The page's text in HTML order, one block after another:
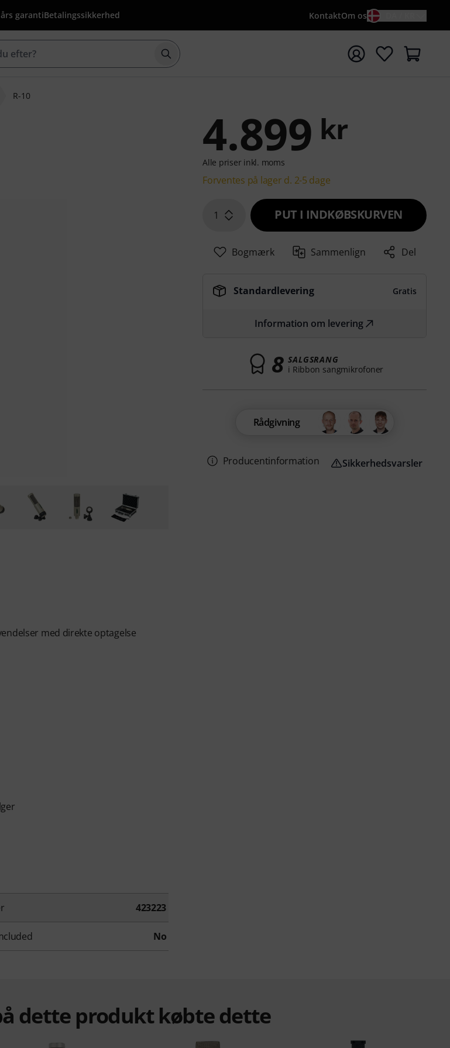
garantiBetalingssikkerhed KontaktOm os
Start søgning med søgeord {searchTerm}
R-10
med direkte optagelse
423223
No
4.899 kr
Alle priser inkl. moms
Forventes på lager d. 2-5 dage
1 PUT I INDKØBSKURVEN
Bogmærk Sammenlign Del
Standardlevering Gratis
Information om levering
8 SALGSRANG
i Ribbon sangmikrofoner
Rådgivning
Producentinformation Sikkerhedsvarsler
dette produkt købte dette